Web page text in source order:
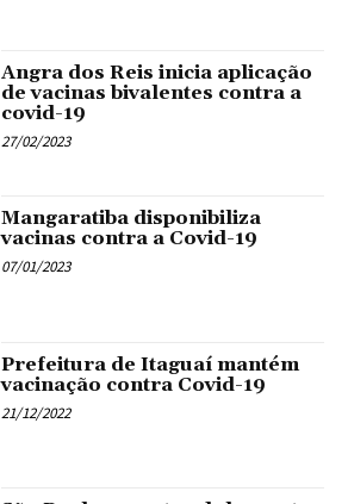
Angra dos Reis inicia aplicação
de vacinas bivalentes contra a
covid-19
27/02/2023
Mangaratiba disponibiliza
vacinas contra a Covid-19
07/01/2023
Prefeitura de Itaguaí mantém
vacinação contra Covid-19
21/12/2022